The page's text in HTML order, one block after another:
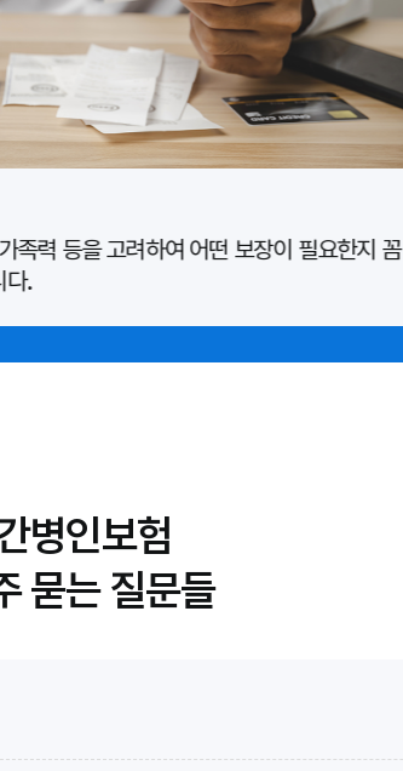
족력 등을 고려하여 어떤 보장이 필요한지 꼼
다.
병인보험
묻는 질문들